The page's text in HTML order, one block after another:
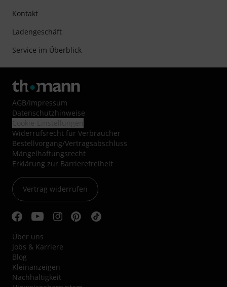
Kontakt
Ladengeschäft
Service im Überblick
AGB/Impressum
Datenschutzhinweise
Widerrufsrecht für Verbraucher
Bestellvorgang/Vertragsabschluss
Mängelhaftungsrecht
Erklärung zur Barrierefreiheit
Vertrag widerrufen
Über uns
Jobs & Karriere
Blog
Kleinanzeigen
Nachhaltigkeit